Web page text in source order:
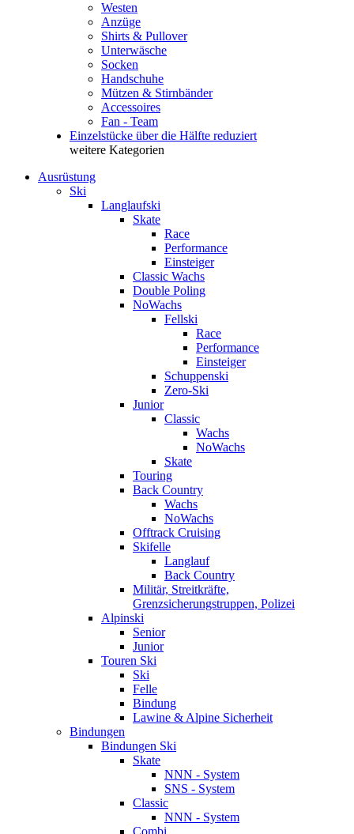
Westen
Anzüge
Shirts & Pullover
Unterwäsche
Socken
Handschuhe
Mützen & Stirnbänder
Accessoires
Fan - Team
Einzelstücke über die Hälfte reduziert
weitere Kategorien
Ausrüstung
Ski
Langlaufski
Skate
Race
Performance
Einsteiger
Classic Wachs
Double Poling
NoWachs
Fellski
Race
Performance
Einsteiger
Schuppenski
Zero-Ski
Junior
Classic
Wachs
NoWachs
Skate
Touring
Back Country
Wachs
NoWachs
Offtrack Cruising
Skifelle
Langlauf
Back Country
Militär, Streitkräfte,
Grenzsicherungstruppen, Polizei
Alpinski
Senior
Junior
Touren Ski
Ski
Felle
Bindung
Lawine & Alpine Sicherheit
Bindungen
Bindungen Ski
Skate
NNN - System
SNS - System
Classic
NNN - System
Combi